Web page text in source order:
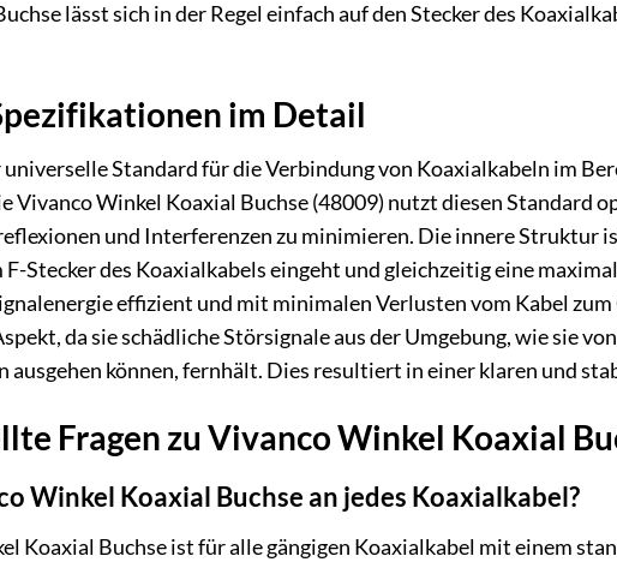
lässt sich in der Regel einfach auf den Stecker des
im Detail
universelle Standard für die Verbindung von Koaxialkabeln im
Vivanco Winkel Koaxial Buchse (48009) nutzt diesen Standard
und Interferenzen zu minimieren. Die innere Struktur
Stecker des Koaxialkabels eingeht und gleichzeitig eine
effizient und mit minimalen Verlusten vom Kabel
da sie schädliche Störsignale aus der Umgebung, wie sie
ausgehen können, fernhält. Dies resultiert in einer klaren und
Fragen zu Vivanco Winkel Koaxial
Winkel Koaxial Buchse an jedes Koaxialkabel?
Koaxial Buchse ist für alle gängigen Koaxialkabel mit einem